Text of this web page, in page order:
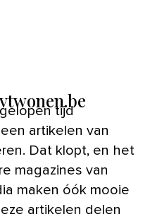
artikelen van
Dat klopt, en het
magazines van
maken óók mooie
artikelen delen